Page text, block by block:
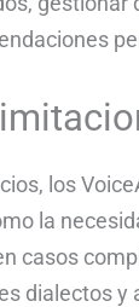
los
la
casos
dialectos y